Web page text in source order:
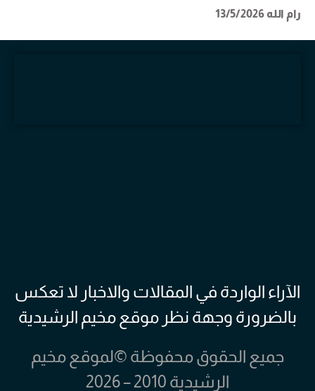
رام الله 13/5/2026
الآراء الواردة في المقالات والاخبار لا تعكس
بالضرورة وجهة نظر موقع مخيم الرشيدية
جميع الحقوق محفوظة ©لموقع مخيم
الرشيدية 2010 – 2026